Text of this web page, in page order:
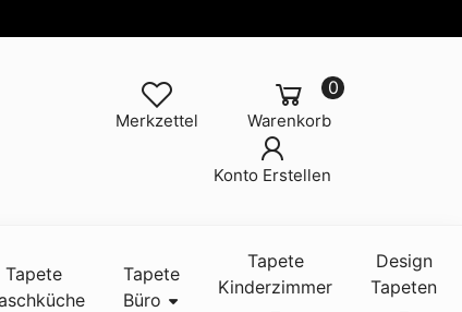
Warenkorb
0
Merkzettel
Konto Erstellen
Tapete
Tapete
Büro
Tapete
Kinderzimmer
Design
Tapeten